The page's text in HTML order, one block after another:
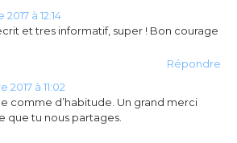
à 12:14
et tres informatif, super ! Bon courage
Répondre
2017 à 11:02
comme d’habitude. Un grand merci
que tu nous partages.